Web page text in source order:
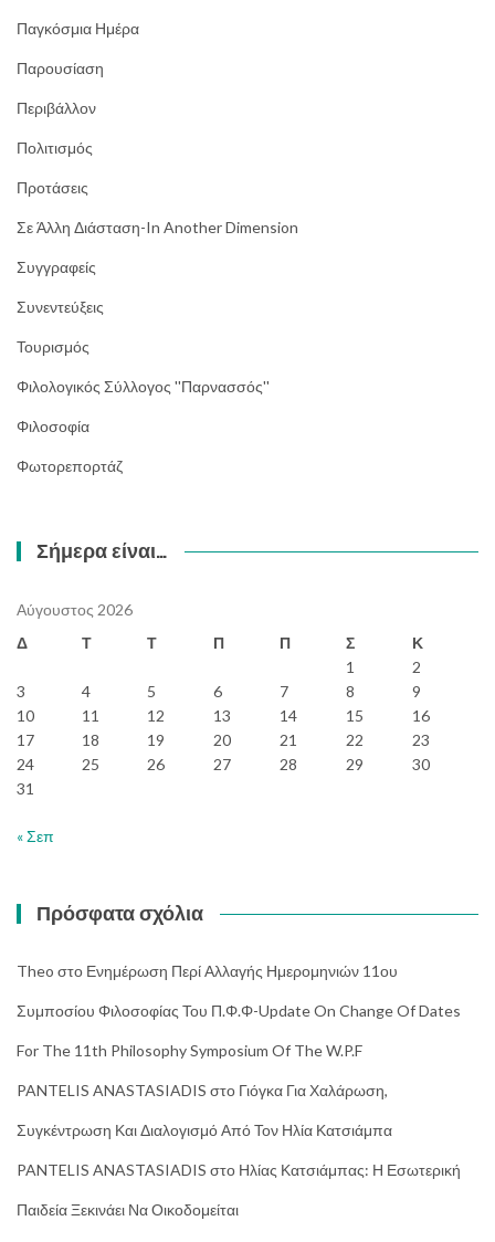
Παγκόσμια Ημέρα
Παρουσίαση
Περιβάλλον
Πολιτισμός
Προτάσεις
Σε Άλλη Διάσταση-In Another Dimension
Συγγραφείς
Συνεντεύξεις
Τουρισμός
Φιλολογικός Σύλλογος ''Παρνασσός''
Φιλοσοφία
Φωτορεπορτάζ
Σήμερα είναι…
Αύγουστος 2026
Δ
Τ Τ Π Π Σ
Κ
1
2
3
4 5 6 7 8
9
10
11 12 13 14 15
16
17
18 19 20 21 22
23
24
25 26 27 28 29
30
31
« Σεπ
Πρόσφατα σχόλια
Theo στο Ενημέρωση Περί Αλλαγής Ημερομηνιών 11ου
Συμποσίου Φιλοσοφίας Του Π.Φ.Φ-Update On Change Of Dates
For The 11th Philosophy Symposium Of The W.P.F
PANTELIS ANASTASIADIS στο Γιόγκα Για Χαλάρωση,
Συγκέντρωση Και Διαλογισμό Από Τον Ηλία Κατσιάμπα
PANTELIS ANASTASIADIS στο Ηλίας Κατσιάμπας: Η Εσωτερική
Παιδεία Ξεκινάει Να Οικοδομείται